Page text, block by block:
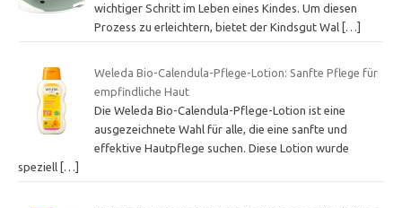
wichtiger Schritt im Leben eines Kindes. Um diesen
Prozess zu erleichtern, bietet der Kindsgut Wal […]
Weleda Bio-Calendula-Pflege-Lotion: Sanfte Pflege für
empfindliche Haut
Die Weleda Bio-Calendula-Pflege-Lotion ist eine
ausgezeichnete Wahl für alle, die eine sanfte und
effektive Hautpflege suchen. Diese Lotion wurde
speziell […]